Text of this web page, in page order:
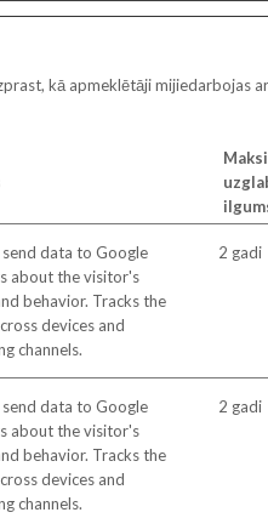
kā apmeklētāji mijiedarbojas
data to Google
about the visitor's
behavior. Tracks the
devices and
channels.
2 gadi
data to Google
about the visitor's
behavior. Tracks the
devices and
channels.
2 gadi